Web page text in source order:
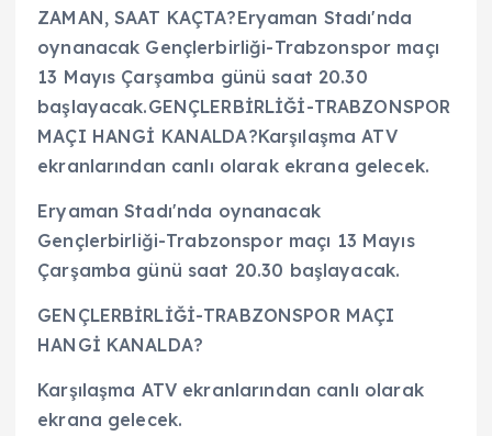
ZAMAN, SAAT KAÇTA?Eryaman Stadı'nda
oynanacak Gençlerbirliği-Trabzonspor maçı
13 Mayıs Çarşamba günü saat 20.30
başlayacak.GENÇLERBİRLİĞİ-TRABZONSPOR
MAÇI HANGİ KANALDA?Karşılaşma ATV
ekranlarından canlı olarak ekrana gelecek.
Eryaman Stadı'nda oynanacak
Gençlerbirliği-Trabzonspor maçı 13 Mayıs
Çarşamba günü saat 20.30 başlayacak.
GENÇLERBİRLİĞİ-TRABZONSPOR MAÇI
HANGİ KANALDA?
Karşılaşma ATV ekranlarından canlı olarak
ekrana gelecek.